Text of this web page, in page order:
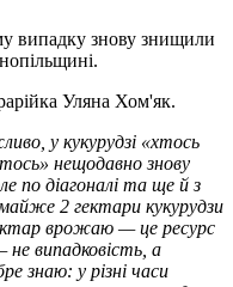
випадку знову знищили
Уляна Хом'як.
у кукурудзі «хтось
нещодавно знову
по діагоналі та ще й з
2 гектари кукурудзи
врожаю — це ресурс
не випадковість, а
знаю: у різні часи